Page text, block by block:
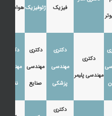
فیزیک
ژئوفیزیکهواشناسی
دکتری
مهندسی پلیمر
دکتری
مهندسی
پزشکی
دکتری
مهندسی
صنایع
دکتری
مهندسی
نفت
دکتری